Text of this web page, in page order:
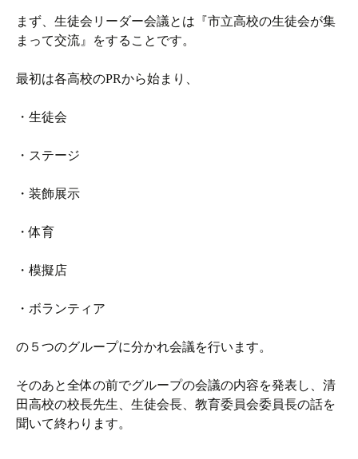
まず、生徒会リーダー会議とは『市立高校の生徒会が集
まって交流』をすることです。
最初は各高校のPRから始まり、
・生徒会
・ステージ
・装飾展示
・体育
・模擬店
・ボランティア
の５つのグループに分かれ会議を行います。
そのあと全体の前でグループの会議の内容を発表し、清
田高校の校長先生、生徒会長、教育委員会委員長の話を
聞いて終わります。